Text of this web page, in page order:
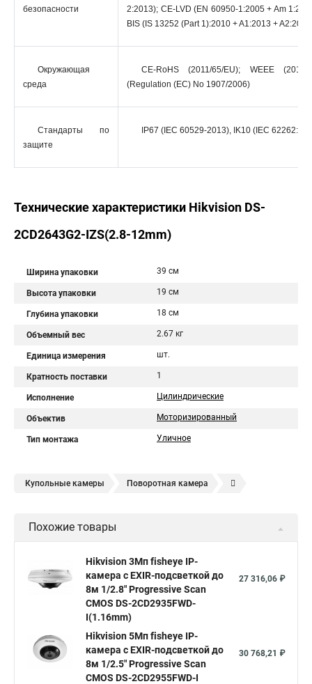
безопасности
2:2013); CE-LVD (EN 60950-1:2005 + Am
BIS (IS 13252 (Part 1):2010 + A1:2013 +
Окружающая
среда
CE-RoHS (2011/65/EU); WEEE (2012/
(Regulation (EC) No 1907/2006)
Стандарты по
защите
IP67 (IEC 60529-2013), IK10 (IEC 62262:
Технические характеристики Hikvision DS-
2CD2643G2-IZS(2.8-12mm)
Ширина упаковки 39 см
Высота упаковки 19 см
Глубина упаковки 18 см
Объемный вес 2.67 кг
Единица измерения шт.
Кратность поставки 1
Исполнение Цилиндрические
Объектив Моторизированный
Тип монтажа Уличное
Купольные камеры Поворотная камера
Камера видеонаблюдения hikvision
Hikvision купить Hikvision уличная ip камера
Hikvision poe
Hikvision 2 8 mm Hikvision camera Hikvision 2cd1148 i b
Видеонаблюдение Ip видеокамеры
Похожие товары
Hikvision 3Мп fisheye IP-
камера c EXIR-подсветкой до
8м 1/2.8" Progressive Scan
CMOS DS-2CD2935FWD-
I(1.16mm)
27 316,06 ₽
Hikvision 5Мп fisheye IP-
камера c EXIR-подсветкой до
8м 1/2.5" Progressive Scan
CMOS DS-2CD2955FWD-I
30 768,21 ₽